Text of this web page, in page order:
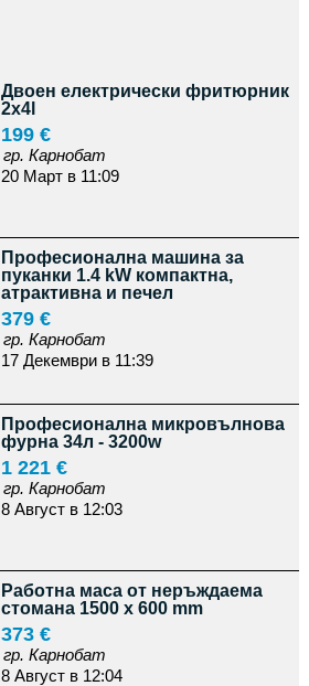
Двоен електрически фритюрник
2x4l
199 €
гр. Карнобат
20 Март в 11:09
Професионална машина за
пуканки 1.4 kW компактна,
атрактивна и печел
379 €
гр. Карнобат
17 Декември в 11:39
Професионална микровълнова
фурна 34л - 3200w
1 221 €
гр. Карнобат
8 Август в 12:03
Работна маса от неръждаема
стомана 1500 x 600 mm
373 €
гр. Карнобат
8 Август в 12:04